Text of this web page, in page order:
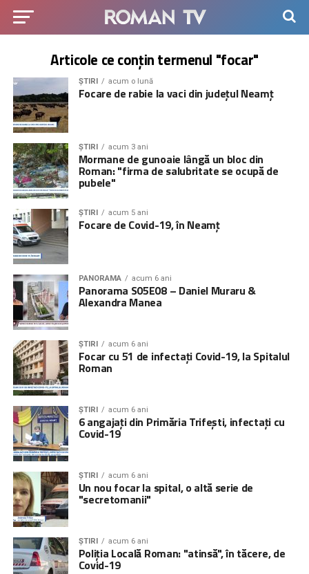
Articole ce conțin termenul "focar"
ȘTIRI acum o lună
Focare de rabie la vaci din județul Neamț
ȘTIRI acum 3 ani
Mormane de gunoaie lângă un bloc din
Roman: "firma de salubritate se ocupă de
pubele"
ȘTIRI acum 5 ani
Focare de Covid-19, în Neamț
PANORAMA acum 6 ani
Panorama S05E08 – Daniel Muraru &
Alexandra Manea
ȘTIRI acum 6 ani
Focar cu 51 de infectați Covid-19, la Spitalul
Roman
ȘTIRI acum 6 ani
6 angajați din Primăria Trifești, infectați cu
Covid-19
ȘTIRI acum 6 ani
Un nou focar la spital, o altă serie de
"secretomanii"
ȘTIRI acum 6 ani
Poliția Locală Roman: "atinsă", în tăcere, de
Covid-19